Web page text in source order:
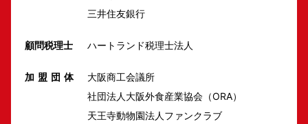
三井住友銀行
顧問税理士 ハートランド税理士法人
加盟団体
大阪商工会議所
社団法人大阪外食産業協会（ORA）
天王寺動物園法人ファンクラブ